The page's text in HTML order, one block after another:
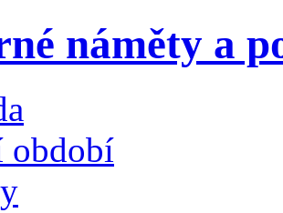
náměty a
období